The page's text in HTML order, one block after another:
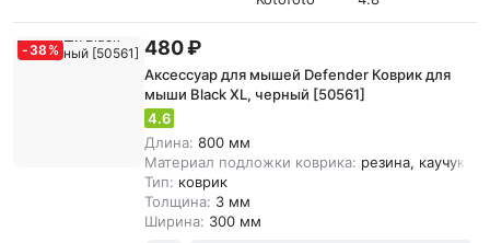
- 38 % 480 ₽
Аксессуар для мышей Defender Коврик для
мыши Black XL, черный [50561]
4.6
Длина: 800 мм
Материал подложки коврика: резина, каучук,
Тип: коврик
Толщина: 3 мм
Ширина: 300 мм